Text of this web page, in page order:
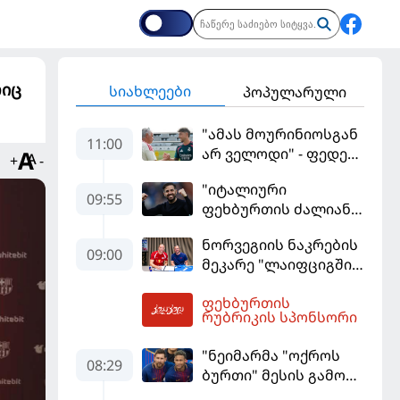
+ -
სიახლეები პოპულარული
11:00
"ამას მოურინიოსგან
არ ველოდი" - ფედე
09:55
"იტალიური
ფეხბურთის ძალიან
ფაბრეგასი
09:00
ნორვეგიის ნაკრების
მეკარე "ლაიფციგში"
ფეხბურთის
რუბრიკის სპონსორი
08:29
"ნეიმარმა "ოქროს
ბურთი" მესის გამო